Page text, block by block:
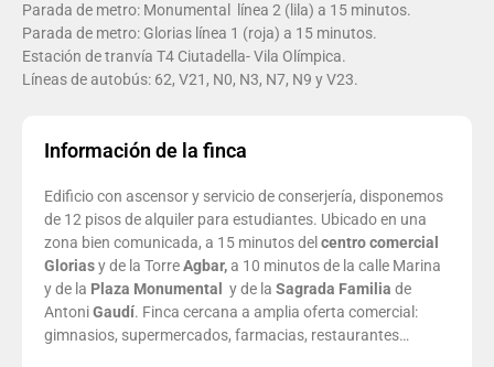
Parada de metro: Monumental
línea 2 (lila) a 15 minutos.
Parada de metro: Glorias línea 1 (roja) a 15 minutos.
Estación de tranvía T4 Ciutadella- Vila Olímpica.
Líneas de autobús: 62, V21, N0, N3, N7, N9 y V23.
Información de la finca
Edificio con ascensor y servicio de conserjería, disponemos
de 12 pisos de alquiler para estudiantes. Ubicado en una
zona bien comunicada, a 15 minutos del centro comercial
Gloriasy de la TorreAgbar,a 10 minutos de la calle Marina
y de la Plaza Monumental y de la Sagrada Familia de
AntoniGaudí. Finca cercana a amplia oferta comercial:
gimnasios, supermercados, farmacias, restaurantes…